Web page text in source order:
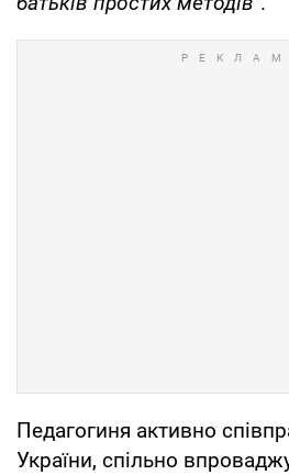
Педагогиня активно
України, спільно